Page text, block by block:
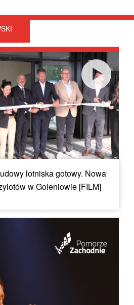
lotniska gotowy. Nowa
w Goleniowie [FILM]